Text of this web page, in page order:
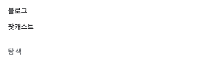
블로그
팟캐스트
탐색